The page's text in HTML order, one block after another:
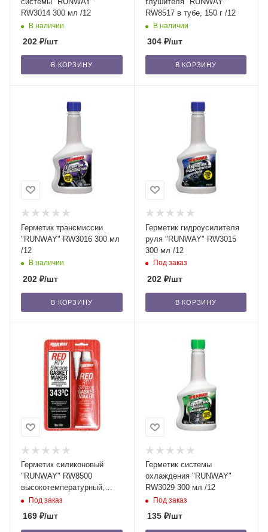
RW3014 300 мл /12
В наличии
202 ₽/шт
В КОРЗИНУ
RW8517 в тубе, 150 г /12
В наличии
304₽/шт
В КОРЗИНУ
Герметик трансмиссии
"RUNWAY" RW3016 300 мл
/12
В наличии
202 ₽/шт
В КОРЗИНУ
Герметик гидроусилителя
руля "RUNWAY" RW3015
300 мл /12
Под заказ
202₽/шт
В КОРЗИНУ
Герметик силиконовый
"RUNWAY" RW8500
высокотемпературный,
красный, 343°С, 85 г /12
Под заказ
169 ₽/шт
Герметик системы
охлаждения "RUNWAY"
RW3029 300 мл /12
Под заказ
135₽/шт